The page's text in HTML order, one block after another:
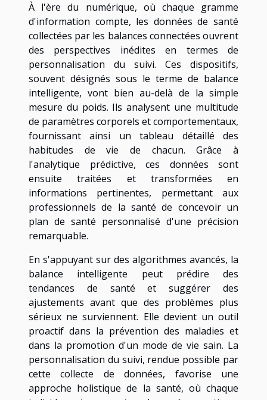
À l'ère du numérique, où chaque gramme
d'information compte, les données de santé
collectées par les balances connectées ouvrent
des perspectives inédites en termes de
personnalisation du suivi. Ces dispositifs,
souvent désignés sous le terme de balance
intelligente, vont bien au-delà de la simple
mesure du poids. Ils analysent une multitude
de paramètres corporels et comportementaux,
fournissant ainsi un tableau détaillé des
habitudes de vie de chacun. Grâce à
l'analytique prédictive, ces données sont
ensuite traitées et transformées en
informations pertinentes, permettant aux
professionnels de la santé de concevoir un
plan de santé personnalisé d'une précision
remarquable.
En s'appuyant sur des algorithmes avancés, la
balance intelligente peut prédire des
tendances de santé et suggérer des
ajustements avant que des problèmes plus
sérieux ne surviennent. Elle devient un outil
proactif dans la prévention des maladies et
dans la promotion d'un mode de vie sain. La
personnalisation du suivi, rendue possible par
cette collecte de données, favorise une
approche holistique de la santé, où chaque